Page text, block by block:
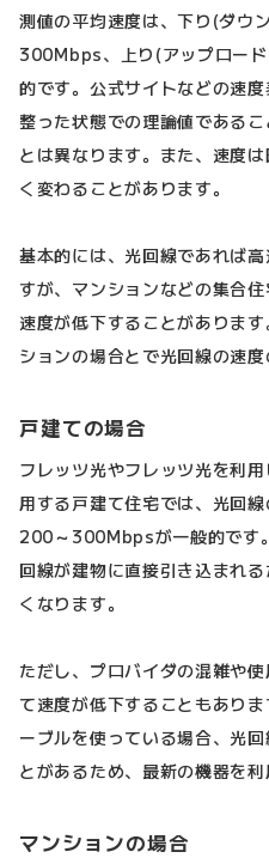
測値の平均速度は、下り(ダウ
300Mbps、上り(アップロー
的です。公式サイトなどの速
整った状態での理論値である
とは異なります。また、速度
く変わることがあります。
基本的には、光回線であれば
すが、マンションなどの集合
速度が低下することがありま
ションの場合とで光回線の速度
戸建ての場合
フレッツ光やフレッツ光を利
用する戸建て住宅では、光回
200～300Mbpsが一般的です
回線が建物に直接引き込まれ
くなります。
ただし、プロバイダの混雑や
て速度が低下することもあり
ーブルを使っている場合、光
とがあるため、最新の機器を利
マンションの場合